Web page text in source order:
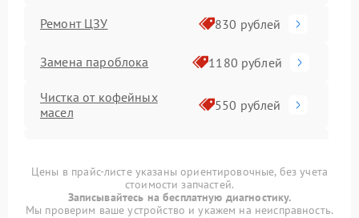
Ремонт ЦЗУ 830 рублей
Замена пароблока 1180 рублей
Чистка от кофейных
масел
550 рублей
Замена жерновов 830 рублей
Цены в прайс-листе указаны ориентировочные, без учета
стоимости запчастей.
Записывайтесь на бесплатную диагностику.
Мы проверим ваше устройство и укажем на неисправность.